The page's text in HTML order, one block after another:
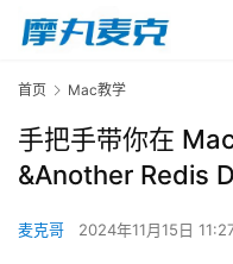
首页 Mac教学
手把手带你在
&Another Redis
麦克哥 2024年11月15日